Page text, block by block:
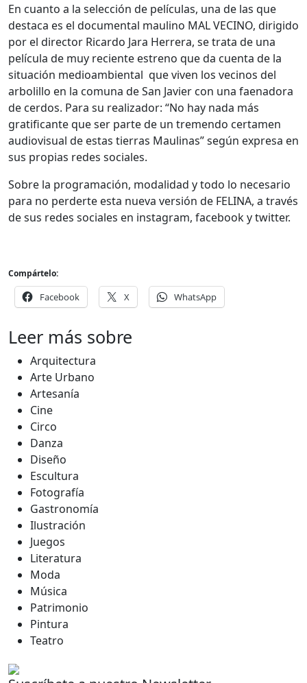
En cuanto a la selección de películas, una de las que
destaca es el documental maulino MAL VECINO, dirigido
por el director Ricardo Jara Herrera, se trata de una
película de muy reciente estreno que da cuenta de la
situación medioambiental que viven los vecinos del
arbolillo en la comuna de San Javier con una faenadora
de cerdos. Para su realizador: “No hay nada más
gratificante que ser parte de un tremendo certamen
audiovisual de estas tierras Maulinas” según expresa en
sus propias redes sociales.
Sobre la programación, modalidad y todo lo necesario
para no perderte esta nueva versión de FELINA, a través
de sus redes sociales en instagram, facebook y twitter.
Compártelo:
Facebook X WhatsApp
Leer más sobre
Arquitectura
Arte Urbano
Artesanía
Cine
Circo
Danza
Diseño
Escultura
Fotografía
Gastronomía
Ilustración
Juegos
Literatura
Moda
Música
Patrimonio
Pintura
Teatro